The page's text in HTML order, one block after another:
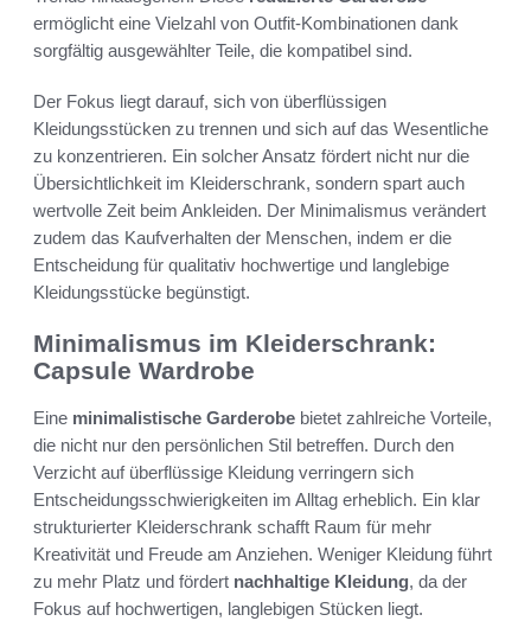
ermöglicht eine Vielzahl von Outfit-Kombinationen dank
sorgfältig ausgewählter Teile, die kompatibel sind.
Der Fokus liegt darauf, sich von überflüssigen
Kleidungsstücken zu trennen und sich auf das Wesentliche
zu konzentrieren. Ein solcher Ansatz fördert nicht nur die
Übersichtlichkeit im Kleiderschrank, sondern spart auch
wertvolle Zeit beim Ankleiden. Der Minimalismus verändert
zudem das Kaufverhalten der Menschen, indem er die
Entscheidung für qualitativ hochwertige und langlebige
Kleidungsstücke begünstigt.
Minimalismus im Kleiderschrank:
Capsule Wardrobe
Eine minimalistische Garderobe bietet zahlreiche Vorteile,
die nicht nur den persönlichen Stil betreffen. Durch den
Verzicht auf überflüssige Kleidung verringern sich
Entscheidungsschwierigkeiten im Alltag erheblich. Ein klar
strukturierter Kleiderschrank schafft Raum für mehr
Kreativität und Freude am Anziehen. Weniger Kleidung führt
zu mehr Platz und fördert nachhaltige Kleidung, da der
Fokus auf hochwertigen, langlebigen Stücken liegt.